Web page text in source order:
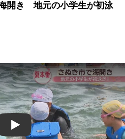
開き 地元の小学生が初泳
Play